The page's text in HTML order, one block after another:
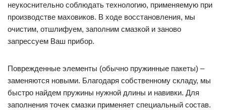
неукоснительно соблюдать технологию, применяемую при
производстве маховиков. В ходе восстановления, мы
очистим, отшлифуем, заполним смазкой и заново
запрессуем Ваш прибор.
Поврежденные элементы (обычно пружинные пакеты) –
заменяются новыми. Благодаря собственному складу, мы
быстро найдем пружины нужной длины и навивки. Для
заполнения точек смазки применяет специальный состав.